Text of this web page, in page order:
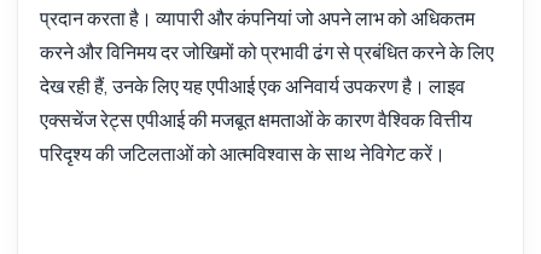
प्रदान करता है। व्यापारी और कंपनियां जो अपने लाभ को अधिकतम
करने और विनिमय दर जोखिमों को प्रभावी ढंग से प्रबंधित करने के लिए
देख रही हैं, उनके लिए यह एपीआई एक अनिवार्य उपकरण है। लाइव
एक्सचेंज रेट्स एपीआई की मजबूत क्षमताओं के कारण वैश्विक वित्तीय
परिदृश्य की जटिलताओं को आत्मविश्वास के साथ नेविगेट करें।